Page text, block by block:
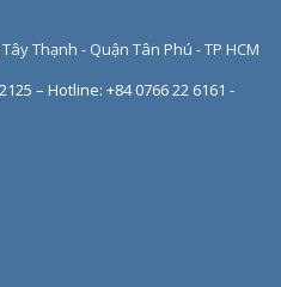
Thạnh - Quận Tân Phú - TP HCM
– Hotline: +84 0766 22 6161 -